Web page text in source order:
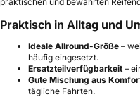
Praktisch in Alltag und
Ideale Allround-Größe –
häufig eingesetzt.
Ersatzteilverfügbarkeit –
Gute Mischung aus
tägliche Fahrten.